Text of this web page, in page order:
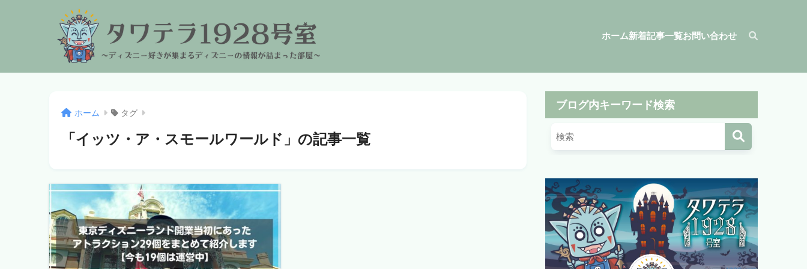
ホーム新着記事一覧お問い合わせ
ホーム タグ
「イッツ・ア・スモールワールド」の記事一覧
ブログ内キーワード検索